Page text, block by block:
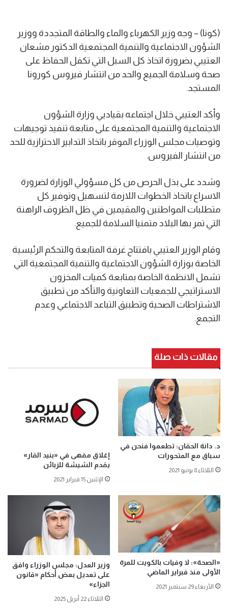
(كونا) – وجه وزير الكهرباء والماء والطاقة المتجددة ووزير
الشؤون الاجتماعية والتنمية المجتمعية الدكتور مشعان
العتيبي بضرورة اتخاذ كل السبل التي تكفل الحفاظ على
صحة وسلامة الجميع والحد من انتشار فيروس كورونا
المستجد.
وأكد العتيبي خلال اجتماعه بقياديي وزارة الشؤون
الاجتماعية والتنمية المجتمعية على متابعة تنفيذ توجيهات
وتوصيات مجلس الوزراء الموقر باتخاذ التدابير الاحترازية للحد
من انتشار الفيروس.
وشدد على بذل الحرص من كل مسؤولي الوزارة لضرورة
الاسراع باتخاذ الخطوات اللازمة لتسهيل وتوفير كل
متطلبات المواطنين والمقيمين في ظل الظروف الراهنة
التي تمر بها البلاد متمنيا السلامة للجميع.
وقام الوزير العتيبي بافتتاح غرفة المتابعة والتحكم الرئيسية
الخاصة بوزارة الشؤون الاجتماعية والتنمية المجتمعية التي
تشمل الانظمة الخاصة بمتابعة كميات المخزون
الاستراتيجي للجمعيات التعاونية والتأكد من تطبيق
الاشتراطات الصحية وتطبيق التباعد الاجتماعي وعدم
التجمع.
مقالات ذات صلة
د. دانة الحقان: تطعموا فنحن في
سباق مع المتحورات
الثلاثاء 8 يونيو 2021
إغلاق مقهى في «بنيد القار»
يقدم الشيشة للزبائن
الإثنين 15 فبراير 2021
«الصحة»: لا وفيات بالكويت للمرة
الأولى منذ فبراير الماضي
الأربعاء 29 سبتمبر 2021
وزير العدل: مجلس الوزراء وافق
على تعديل بعض أحكام «قانون
الجزاء»
الثلاثاء 22 أبريل 2025